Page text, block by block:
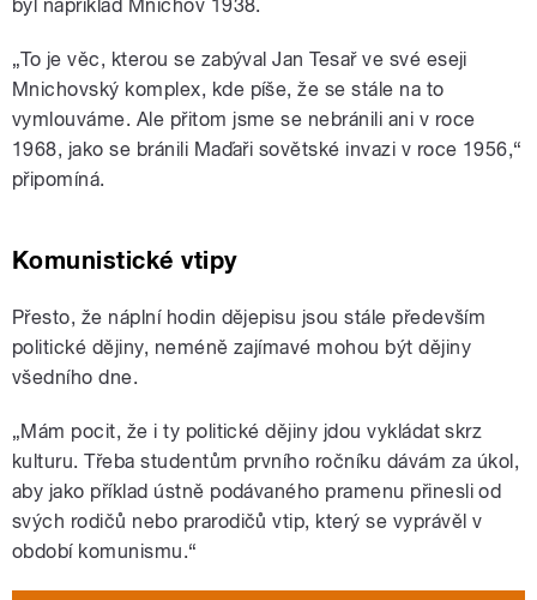
byl například Mnichov 1938.
„To je věc, kterou se zabýval Jan Tesař ve své eseji
Mnichovský komplex, kde píše, že se stále na to
vymlouváme. Ale přitom jsme se nebránili ani v roce
1968, jako se bránili Maďaři sovětské invazi v roce 1956,“
připomíná.
Komunistické vtipy
Přesto, že náplní hodin dějepisu jsou stále především
politické dějiny, neméně zajímavé mohou být dějiny
všedního dne.
„Mám pocit, že i ty politické dějiny jdou vykládat skrz
kulturu. Třeba studentům prvního ročníku dávám za úkol,
aby jako příklad ústně podávaného pramenu přinesli od
svých rodičů nebo prarodičů vtip, který se vyprávěl v
období komunismu.“